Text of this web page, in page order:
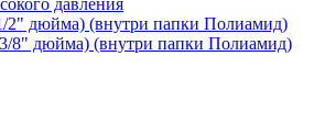
давления
2" дюйма) (внутри папки Полиамид)
8" дюйма) (внутри папки Полиамид)